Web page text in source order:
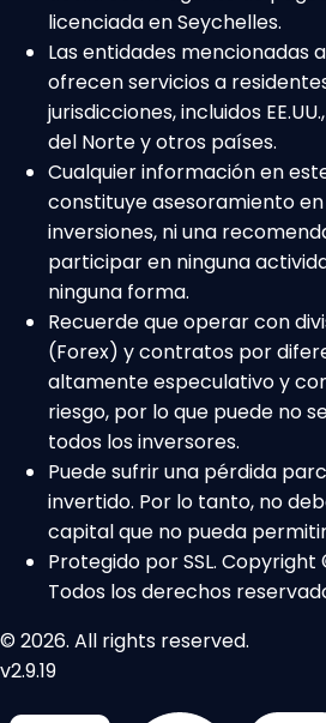
licenciada en Seychelles.
Las entidades mencionadas
ofrecen servicios a
jurisdicciones, incluidos
del Norte y otros países.
Cualquier información en
constituye asesoramiento
inversiones, ni una
participar en ninguna
ninguna forma.
Recuerde que operar con
(Forex) y contratos por
altamente especulativo y
riesgo, por lo que puede no
todos los inversores.
Puede sufrir una pérdida
invertido. Por lo tanto, no
capital que no pueda
Protegido por SSL.
Todos los derechos
© 2026. All rights reserved.
v2.9.19